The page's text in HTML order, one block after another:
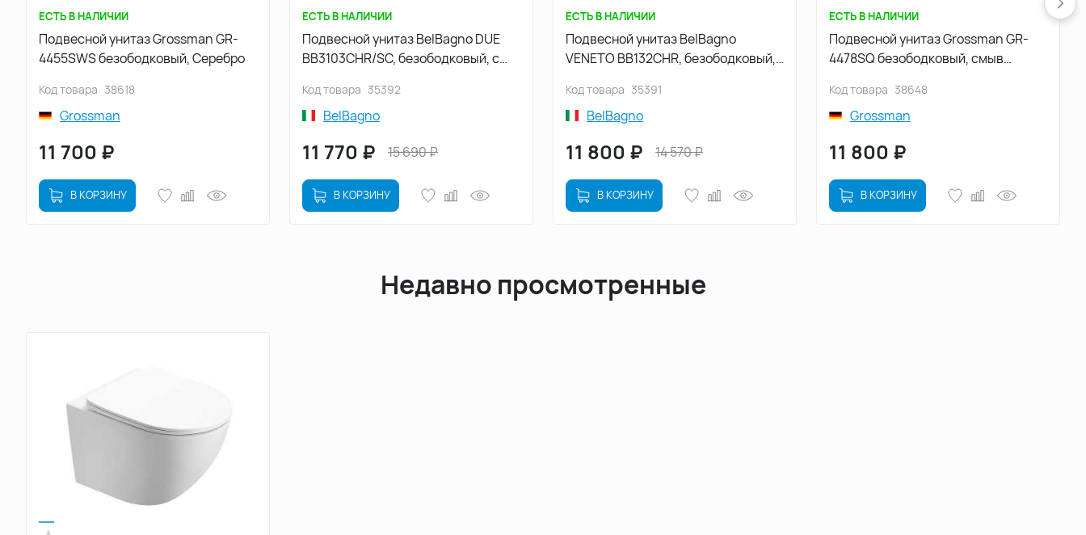
ЕСТЬ В НАЛИЧИИ
Подвесной унитаз Grossman GR-
4455SWS безободковый, Серебро
Код товара 38618
Grossman
11 700 ₽
В КОРЗИНУ
ЕСТЬ В НАЛИЧИИ
Подвесной унитаз BelBagno DUE
BB3103CHR/SC, безободковый, с
Код товара 35392
BelBagno
11 770 ₽ 15 690₽
В КОРЗИНУ
ЕСТЬ В НАЛИЧИИ
Подвесной унитаз BelBagno
VENETO BB132CHR, безободковый,
Код товара 35391
BelBagno
11 800 ₽ 14 570₽
В КОРЗИНУ
ЕСТЬ В НАЛИЧИИ
Подвесной унитаз Grossman GR-
4478SQ безободковый, смыв
Код товара 38648
Grossman
11 800 ₽
В КОРЗИНУ
Недавно просмотренные